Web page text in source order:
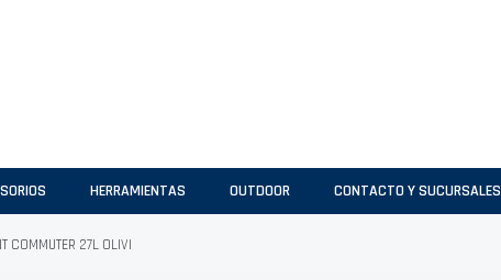
HERRAMIENTAS OUTDOOR CONTACTO Y SUCURSALES
COMMUTER 27L OLIVI